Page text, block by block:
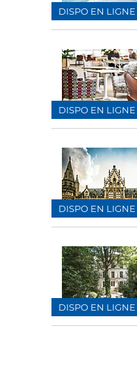
DISPO EN LIGNE
DISPO EN LIGNE
DISPO EN LIGNE
DISPO EN LIGNE